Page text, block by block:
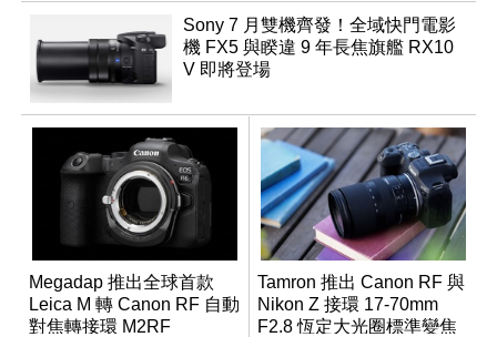
Sony 7 月雙機齊發！全域快門電影
機 FX5 與睽違 9 年長焦旗艦 RX10
V 即將登場
Megadap 推出全球首款
Leica M 轉 Canon RF 自動
對焦轉接環 M2RF
Tamron 推出 Canon RF 與
Nikon Z 接環 17-70mm
F2.8 恆定大光圈標準變焦